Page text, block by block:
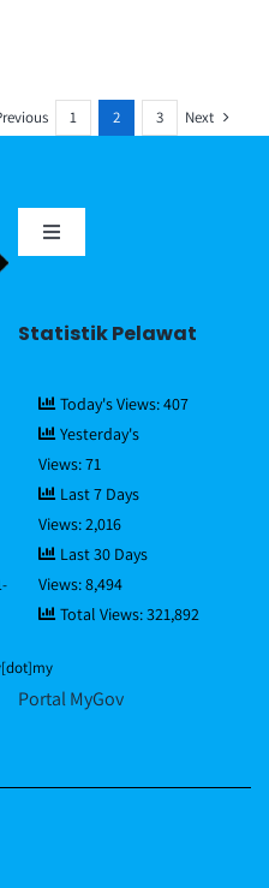
1 2 3 Next
Toggle
Statistik Pelawat
Today's Views:407
Yesterday's
Views:71
Last 7 Days
Views:2,016
Last 30 Days
Views:8,494
Total Views:321,892
Portal MyGov